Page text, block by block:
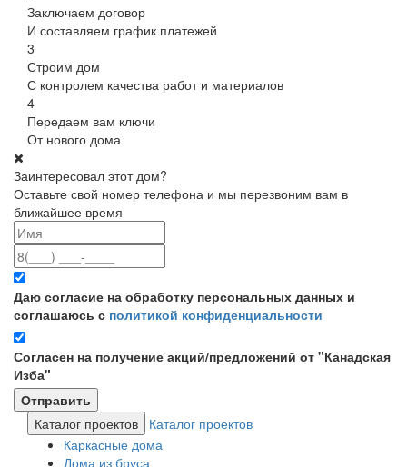
Заключаем договор
И составляем график платежей
3
Строим дом
С контролем качества работ и материалов
4
Передаем вам ключи
От нового дома
Заинтересовал этот дом?
Оставьте свой номер телефона и мы перезвоним вам в
ближайшее время
Даю согласие на обработку персональных данных и
соглашаюсь с политикой конфиденциальности
Согласен на получение акций/предложений от "Канадская
Изба"
Каталог проектов
Каталог проектов
Каркасные дома
Дома из бруса